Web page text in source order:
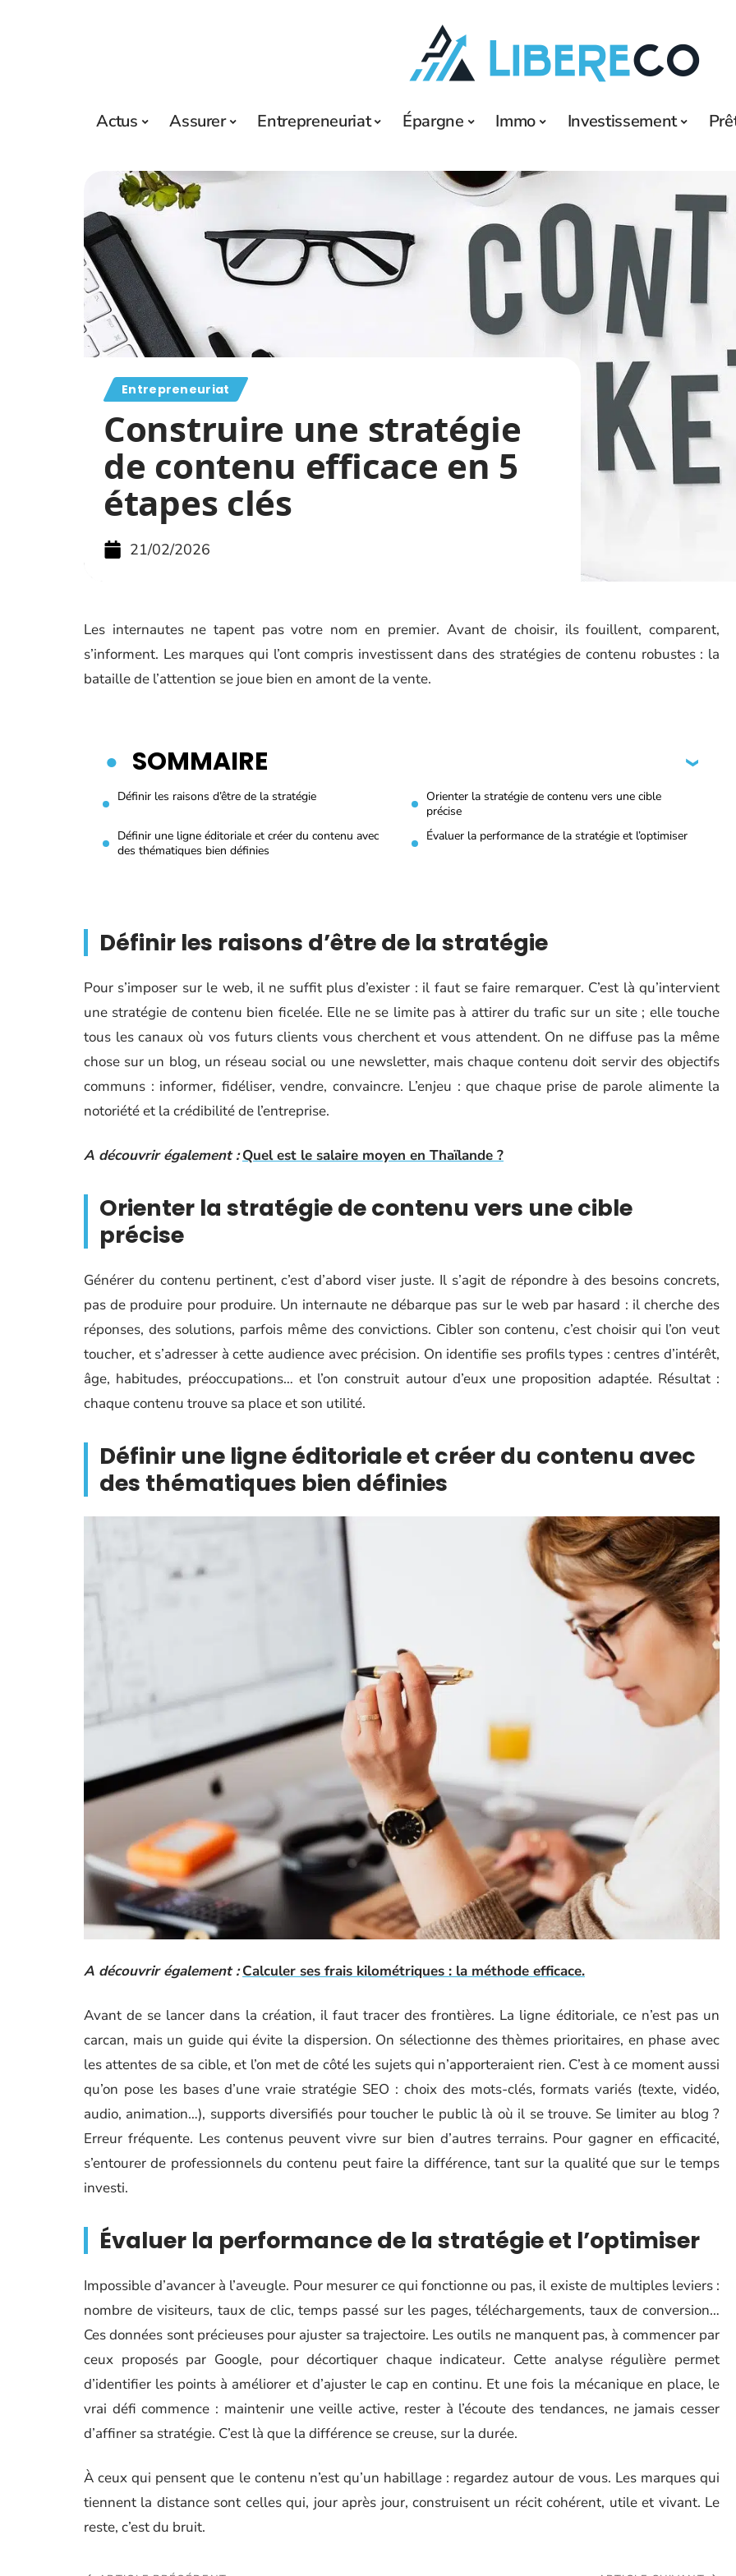
Actus Assurer Entrepreneuriat Épargne Immo Investissement
Entrepreneuriat
Construire une stratégie
de contenu efficace en 5
étapes clés
21/02/2026
Les internautes ne tapent pas votre nom en premier. Avant de choisir, ils fouillent, comparent,
s’informent. Les marques qui l’ont compris investissent dans des stratégies de contenu robustes : la
bataille de l’attention se joue bien en amont de la vente.
SOMMAIRE
Définir les raisons d’être de la stratégie
Orienter la stratégie de contenu vers une cible
précise
Définir une ligne éditoriale et créer du contenu avec
des thématiques bien définies
Évaluer la performance de la stratégie et l’optimiser
Définir les raisons d’être de la stratégie
Pour s’imposer sur le web, il ne suffit plus d’exister : il faut se faire remarquer. C’est là qu’intervient
une stratégie de contenu bien ficelée. Elle ne se limite pas à attirer du trafic sur un site ; elle touche
tous les canaux où vos futurs clients vous cherchent et vous attendent. On ne diffuse pas la même
chose sur un blog, un réseau social ou une newsletter, mais chaque contenu doit servir des objectifs
communs : informer, fidéliser, vendre, convaincre. L’enjeu : que chaque prise de parole alimente la
notoriété et la crédibilité de l’entreprise.
A découvrir également : Quel est le salaire moyen en Thaïlande ?
Orienter la stratégie de contenu vers une cible
précise
Générer du contenu pertinent, c’est d’abord viser juste. Il s’agit de répondre à des besoins concrets,
pas de produire pour produire. Un internaute ne débarque pas sur le web par hasard : il cherche des
réponses, des solutions, parfois même des convictions. Cibler son contenu, c’est choisir qui l’on veut
toucher, et s’adresser à cette audience avec précision. On identifie ses profils types : centres d’intérêt,
âge, habitudes, préoccupations… et l’on construit autour d’eux une proposition adaptée. Résultat :
chaque contenu trouve sa place et son utilité.
Définir une ligne éditoriale et créer du contenu avec
des thématiques bien définies
A découvrir également : Calculer ses frais kilométriques : la méthode efficace.
Avant de se lancer dans la création, il faut tracer des frontières. La ligne éditoriale, ce n’est pas un
carcan, mais un guide qui évite la dispersion. On sélectionne des thèmes prioritaires, en phase avec
les attentes de sa cible, et l’on met de côté les sujets qui n’apporteraient rien. C’est à ce moment aussi
qu’on pose les bases d’une vraie stratégie SEO : choix des mots-clés, formats variés (texte, vidéo,
audio, animation…), supports diversifiés pour toucher le public là où il se trouve. Se limiter au blog ?
Erreur fréquente. Les contenus peuvent vivre sur bien d’autres terrains. Pour gagner en efficacité,
s’entourer de professionnels du contenu peut faire la différence, tant sur la qualité que sur le temps
investi.
Évaluer la performance de la stratégie et l’optimiser
Impossible d’avancer à l’aveugle. Pour mesurer ce qui fonctionne ou pas, il existe de multiples leviers :
nombre de visiteurs, taux de clic, temps passé sur les pages, téléchargements, taux de conversion…
Ces données sont précieuses pour ajuster sa trajectoire. Les outils ne manquent pas, à commencer par
ceux proposés par Google, pour décortiquer chaque indicateur. Cette analyse régulière permet
d’identifier les points à améliorer et d’ajuster le cap en continu. Et une fois la mécanique en place, le
vrai défi commence : maintenir une veille active, rester à l’écoute des tendances, ne jamais cesser
d’affiner sa stratégie. C’est là que la différence se creuse, sur la durée.
À ceux qui pensent que le contenu n’est qu’un habillage : regardez autour de vous. Les marques qui
tiennent la distance sont celles qui, jour après jour, construisent un récit cohérent, utile et vivant. Le
reste, c’est du bruit.